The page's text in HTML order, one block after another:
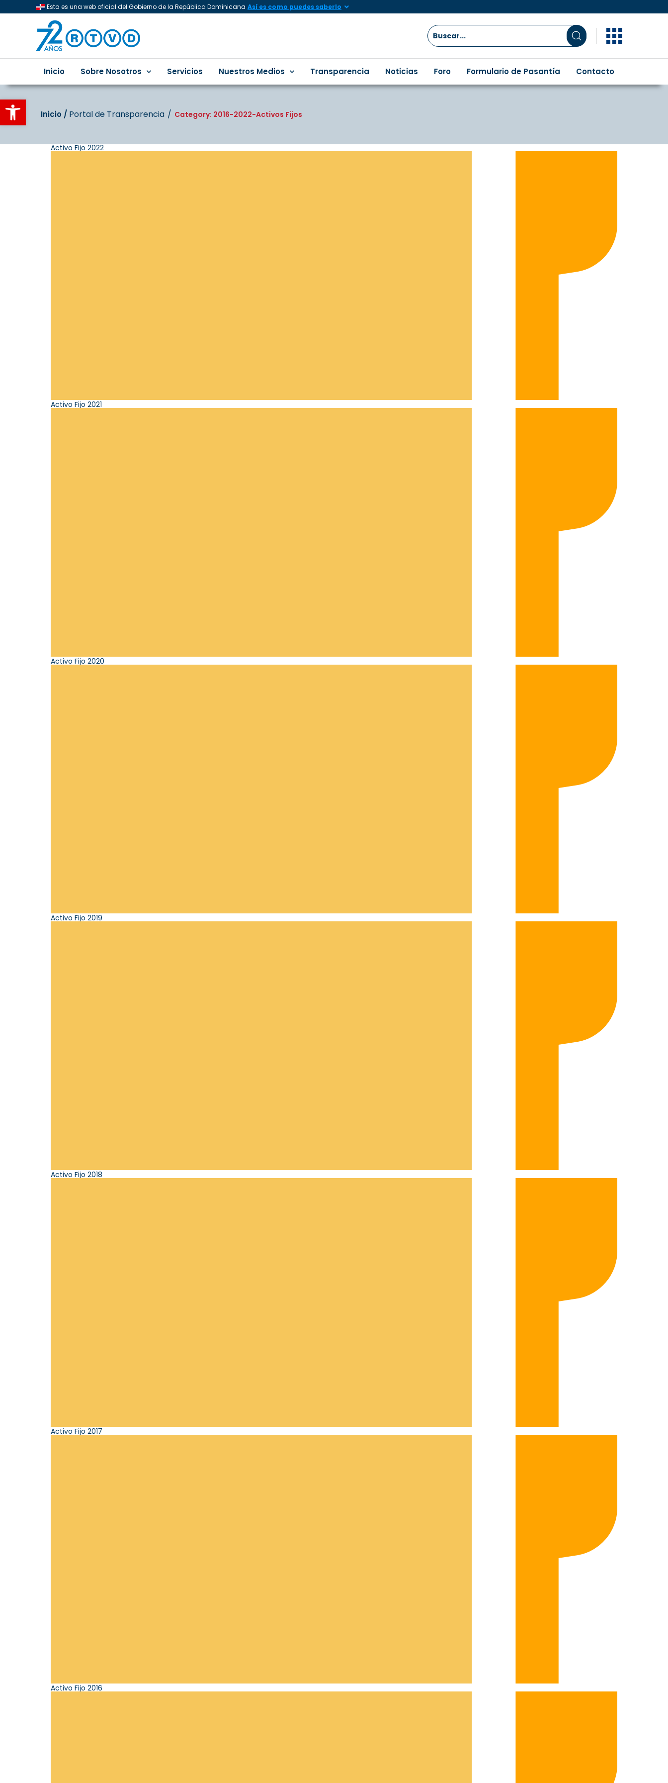
Abrir barra de herramientas
Esta es una web oficial del Gobierno de la República Dominicana Así es como puedes saberlo
Inicio Sobre Nosotros Servicios Nuestros Medios Transparencia Noticias Foro Formulario de Pasantía Contacto
Inicio‎‎ /‎ ‎ Portal de Transparencia Category: 2016-2022-Activos Fijos
Activo Fijo 2022
Activo Fijo 2021
Activo Fijo 2020
Activo Fijo 2019
Activo Fijo 2018
Activo Fijo 2017
Activo Fijo 2016